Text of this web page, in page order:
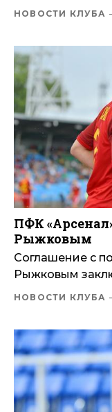
НОВОСТИ КЛУБА
ПФК
Рыжковым
Соглашение с
Рыжковым
НОВОСТИ КЛУБА